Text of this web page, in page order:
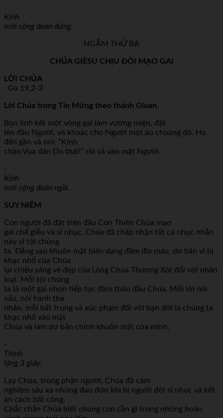
·
Kính
mời cộng đoàn đứng.
NGẮM THỨ BA
CHÚA GIÊSU CHỊU ĐỘI MẠO GAI
LỜI CHÚA
Ga 19,2-3
Lời Chúa trong Tin Mừng theo thánh Gioan.
Bọn lính kết một vòng gai làm vương miện, đặt
lên đầu Người, và khoác cho Người một áo choàng đỏ. Họ
đến gần và nói: “Kính
chào Vua dân Do thái!” rồi vả vào mặt Người.
·
Kính
mời cộng đoàn ngồi.
SUY NIỆM
Con người đã đặt trên đầu Con Thiên Chúa mạo
gai chế giễu và sỉ nhục. Chúa đã chấp nhận tất cả nhục nhằn
này vì tội chúng
ta. Đằng sau khuôn mặt biến dạng đầm đìa máu, dơ bẩn vì bị
khạc nhổ của Chúa
lại chiếu sáng vẻ đẹp của Lòng Chúa Thương Xót đối với nhân
loại. Mỗi tội chúng
ta là một gai nhọn tiếp tục đâm thâu đầu Chúa. Mỗi lời nói
xấu, nói hành tha
nhân, mỗi bất trung và xúc phạm đối với bạn đời là chúng ta
khạc nhổ vào mặt
Chúa và làm dơ bẩn chính khuôn mặt của mình.
·
Thinh
lặng 3 giây.
Lạy Chúa, trong phận người, Chúa đã cảm
nghiệm sâu xa những đau đớn khi bị người đời sỉ nhục và kết
án cách bất công.
Chắc chắn Chúa biết chúng con cần gì trong những hoàn